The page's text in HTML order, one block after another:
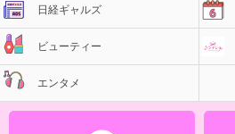
日経ギャルズ
ビューティー
エンタメ